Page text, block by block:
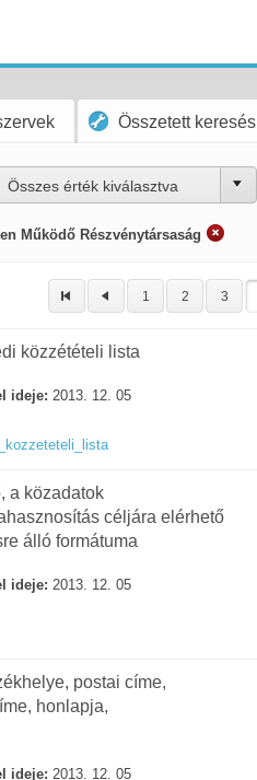
Összetett keresés
Összes érték kiválasztva
Működő Részvénytársaság
1 2 3
közzétételi lista
ideje: 2013. 12. 05
a közadatok
céljára elérhető
álló formátuma
ideje: 2013. 12. 05
postai címe,
honlapja,
ideje: 2013. 12. 05